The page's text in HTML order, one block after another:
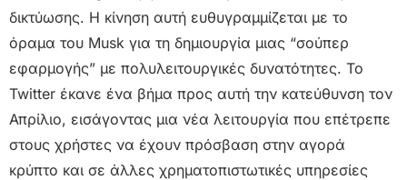
δικτύωσης. Η κίνηση αυτή ευθυγραμμίζεται με το
όραμα του Musk για τη δημιουργία μιας “σούπερ
εφαρμογής” με πολυλειτουργικές δυνατότητες. Το
Twitter έκανε ένα βήμα προς αυτή την κατεύθυνση τον
Απρίλιο, εισάγοντας μια νέα λειτουργία που επέτρεπε
στους χρήστες να έχουν πρόσβαση στην αγορά
κρύπτο και σε άλλες χρηματοπιστωτικές υπηρεσίες